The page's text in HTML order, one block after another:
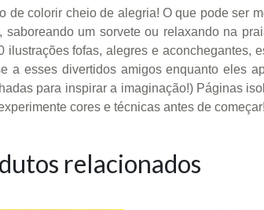
de colorir cheio de alegria! O que pode ser
saboreando um sorvete ou relaxando na
ilustrações fofas, alegres e aconchegantes,
a esses divertidos amigos enquanto eles
para inspirar a imaginação!) Páginas
cores e técnicas antes de
relacionados